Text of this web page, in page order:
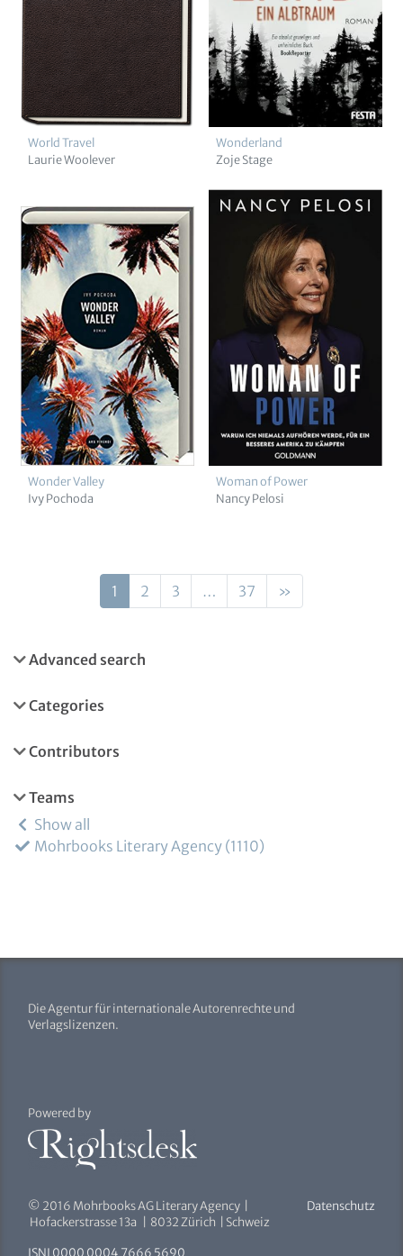
World Travel
Laurie Woolever
Wonderland
Zoje Stage
Wonder Valley
Ivy Pochoda
Woman of Power
Nancy Pelosi
1 2 3 … 37 »
Advanced search
Categories
Contributors
Teams
Show all
Mohrbooks Literary Agency 1110
Die Agentur für internationale Autorenrechte und
Verlagslizenzen.
Powered by
Datenschutz
© 2016 Mohrbooks AG Literary Agency |
Hofackerstrasse 13a | 8032 Zürich | Schweiz